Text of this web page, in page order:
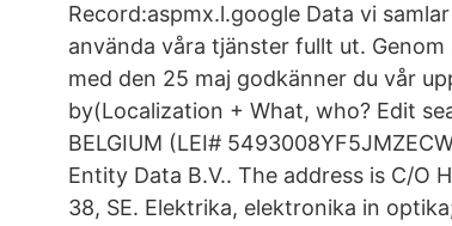
Record:aspmx.l.google Data vi
använda våra tjänster fullt ut.
med den 25 maj godkänner du vår
by(Localization + What, who? Edit
BELGIUM (LEI#
Entity Data B.V.. The address is C/O
38, SE. Elektrika, elektronika in